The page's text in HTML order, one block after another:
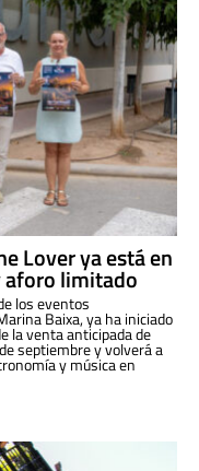
Lover ya está en
aforo limitado
los eventos
Baixa, ya ha iniciado
la venta anticipada de
septiembre y volverá a
y música en